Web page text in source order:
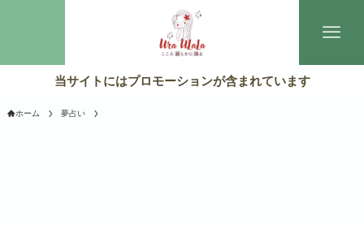
当サイトにはプロモーションが含まれています
ホーム 夢占い